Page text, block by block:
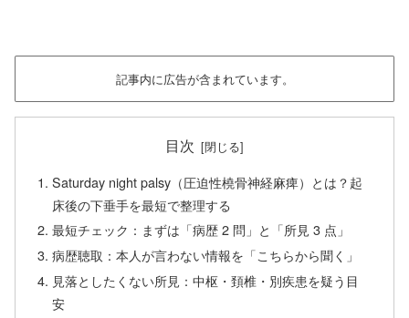
記事内に広告が含まれています。
目次
Saturday night palsy（圧迫性橈骨神経麻痺）とは？起
床後の下垂手を最短で整理する
最短チェック：まずは「病歴 2 問」と「所見 3 点」
病歴聴取：本人が言わない情報を「こちらから聞く」
見落としたくない所見：中枢・頚椎・別疾患を疑う目
安